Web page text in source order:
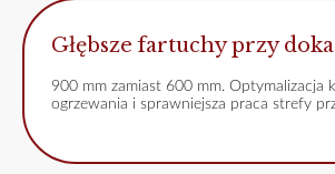
Głębsze fartuchy przy
900 mm zamiast 600 mm. Optymalizacja
ogrzewania i sprawniejsza praca strefy